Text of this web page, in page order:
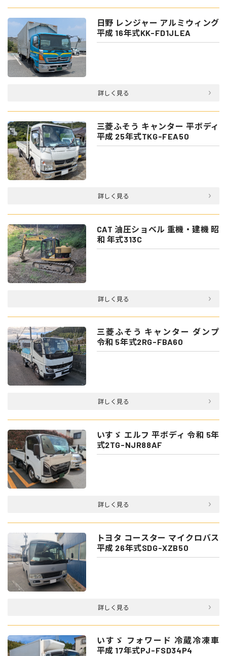
日野 レンジャー アルミウィング
平成 16年式KK-FD1JLEA
詳しく見る
三菱ふそう キャンター 平ボディ
平成 25年式TKG-FEA50
詳しく見る
CAT 油圧ショベル 重機・建機 昭
和 年式313C
詳しく見る
三菱ふそう キャンター ダンプ
令和 5年式2RG-FBA60
詳しく見る
いすゞ エルフ 平ボディ 令和 5年
式2TG-NJR88AF
詳しく見る
トヨタ コースター マイクロバス
平成 26年式SDG-XZB50
詳しく見る
いすゞ フォワード 冷蔵冷凍車
平成 17年式PJ-FSD34P4